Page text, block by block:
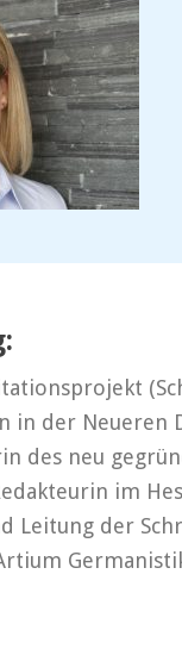
in der Neueren
des neu
im
Leitung der